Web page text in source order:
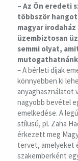
– Az Ön eredeti
többször
magyar
üzembiztosan
semmi olyat,
– A bérleti díjak
könnyebben ki
anyaghasználatot
nagyobb bevétel
emelkedése. A
stílusú, pl. Zaha
érkezett meg
tervet, amelyeket
szakemberként